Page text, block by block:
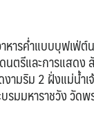
หารค่ำแบบบุฟเฟ่
นตรีและการแสด
ามริม 2 ฝั่งแม่น้ำเ
รมมหาราชวัง วัด